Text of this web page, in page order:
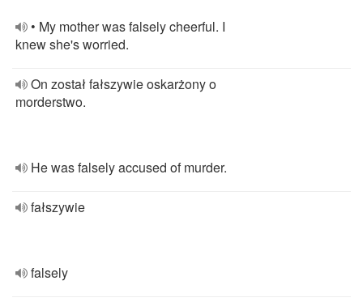
• My mother was falsely cheerful. I
knew she's worried.
On został fałszywie oskarżony o
morderstwo.
He was falsely accused of murder.
fałszywie
falsely